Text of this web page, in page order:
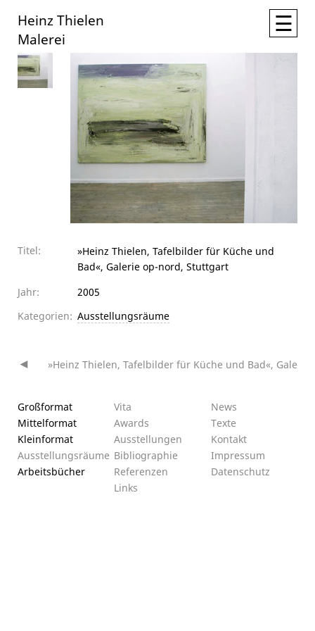
Heinz Thielen
Malerei
☰
Titel:
»Heinz Thielen, Tafelbilder für Küche und
Bad«, Galerie op-nord, Stuttgart
Jahr:
2005
Kategorien: Ausstellungsräume
Beitragsnavigation
»Heinz Thielen, Tafelbilder für Küche und Bad«,
Großformat
Mittelformat
Kleinformat
Ausstellungsräume
Arbeitsbücher
Vita
Awards
Ausstellungen
Bibliographie
Referenzen
Links
News
Texte
Kontakt
Impressum
Datenschutz­